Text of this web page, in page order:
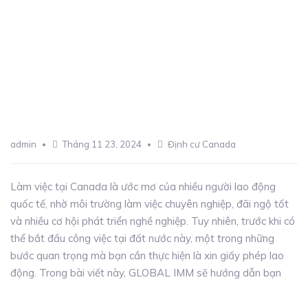
admin Tháng 11 23, 2024 Định cư Canada
Làm việc tại Canada là ước mơ của nhiều người lao động
quốc tế, nhờ môi trường làm việc chuyên nghiệp, đãi ngộ tốt
và nhiều cơ hội phát triển nghề nghiệp. Tuy nhiên, trước khi có
thể bắt đầu công việc tại đất nước này, một trong những
bước quan trọng mà bạn cần thực hiện là xin giấy phép lao
động. Trong bài viết này, GLOBAL IMM sẽ hướng dẫn bạn